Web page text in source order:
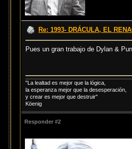
Re: 1993- DRÁCULA, EL
Pues un gran trabajo de Dylan &
"La lealtad es mejor que la lógica,
la esperanza mejor que la desesperación,
y crear es mejor que destruir"
Köenig
Responder #2